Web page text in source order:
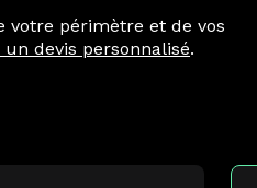
votre périmètre et de vos
un devis personnalisé.